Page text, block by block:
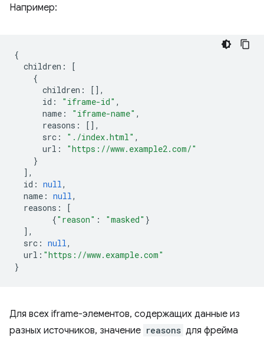
Например:
{
children :
[
{
children :
[],
id : "iframe-id" ,
name : "iframe-name" ,
reasons :
[],
src : "./index.html" ,
url :
"https://www.example2.com/"
}
],
id : null,
name : null,
reasons :
[
{"reason" : "masked" }
],
src : null,
url : "https://www.example.com"
}
Для всех iframe-элементов, содержащих данные из
разных источников, значение reasons для фрейма